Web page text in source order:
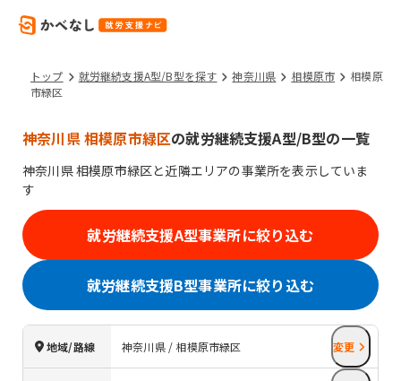
トップ 就労継続支援A型/B型を探す 神奈川県 相模原市
相模原
市緑区
神奈川県 相模原市緑区の就労継続支援A型/B型の一覧
神奈川県相模原市緑区と近隣エリアの事業所を表示していま
す
就労継続支援A型事業所に絞り込む
就労継続支援B型事業所に絞り込む
地域/路線 神奈川県 / 相模原市緑区 変更